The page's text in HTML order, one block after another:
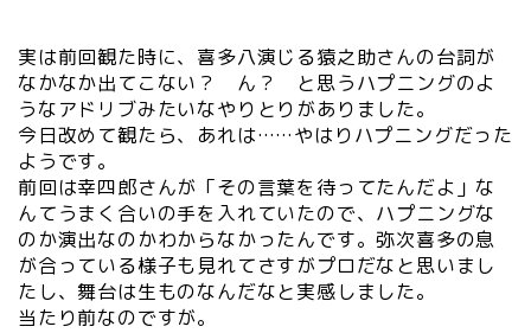
実は前回観た時に、喜多八演じる猿之助さんの台詞が
なかなか出てこない？ ん？ と思うハプニングのよ
うなアドリブみたいなやりとりがありました。
今日改めて観たら、あれは……やはりハプニングだった
ようです。
前回は幸四郎さんが「その言葉を待ってたんだよ」な
んてうまく合いの手を入れていたので、ハプニングな
のか演出なのかわからなかったんです。弥次喜多の息
が合っている様子も見れてさすがプロだなと思いまし
たし、舞台は生ものなんだなと実感しました。
当たり前なのですが。